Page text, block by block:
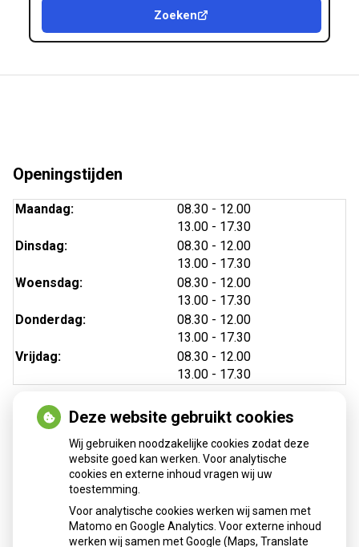
Zoeken
Openingstijden
Maandag: 08.30 tot
- 12.00
13.00 tot
- 17.30
Dinsdag:
08.30 tot
- 12.00
13.00 tot
- 17.30
Woensdag:
08.30 tot
- 12.00
13.00 tot
- 17.30
Donderdag:
08.30 tot
- 12.00
13.00 tot
- 17.30
Vrijdag:
08.30 tot
- 12.00
13.00 tot
- 17.30
Anticonceptiemiddelen
aanvragen
Deze website gebruikt cookies
Wij gebruiken noodzakelijke cookies zodat deze
website goed kan werken. Voor analytische
cookies en externe inhoud vragen wij uw
toestemming.
Voor analytische cookies werken wij samen met
Matomo en Google Analytics. Voor externe inhoud
werken wij samen met Google (Maps, Translate